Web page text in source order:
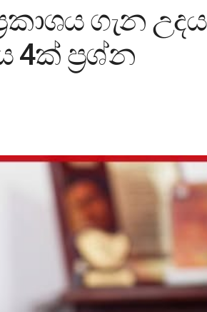
ගැන උදය
4ක් ප්‍රශ්න